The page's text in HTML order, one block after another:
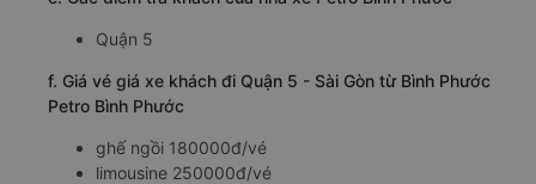
Quận 5
f. Giá vé giá xe khách đi Quận 5 - Sài Gòn từ Bình Phước
Petro Bình Phước
ghế ngồi 180000đ/vé
limousine 250000đ/vé